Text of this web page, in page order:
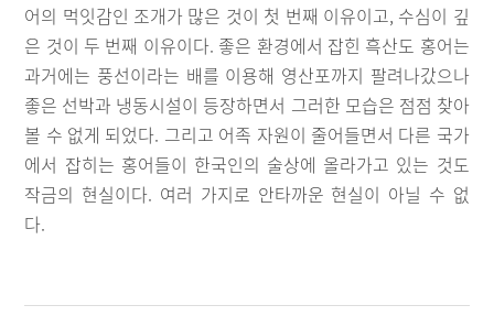
어의 먹잇감인 조개가 많은 것이 첫 번째 이유이고, 수심이 깊
은 것이 두 번째 이유이다. 좋은 환경에서 잡힌 흑산도 홍어는
과거에는 풍선이라는 배를 이용해 영산포까지 팔려나갔으나
좋은 선박과 냉동시설이 등장하면서 그러한 모습은 점점 찾아
볼 수 없게 되었다. 그리고 어족 자원이 줄어들면서 다른 국가
에서 잡히는 홍어들이 한국인의 술상에 올라가고 있는 것도
작금의 현실이다. 여러 가지로 안타까운 현실이 아닐 수 없
다.